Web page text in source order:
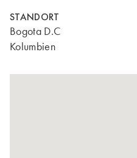
STANDORT
Bogota D.C
Kolumbien